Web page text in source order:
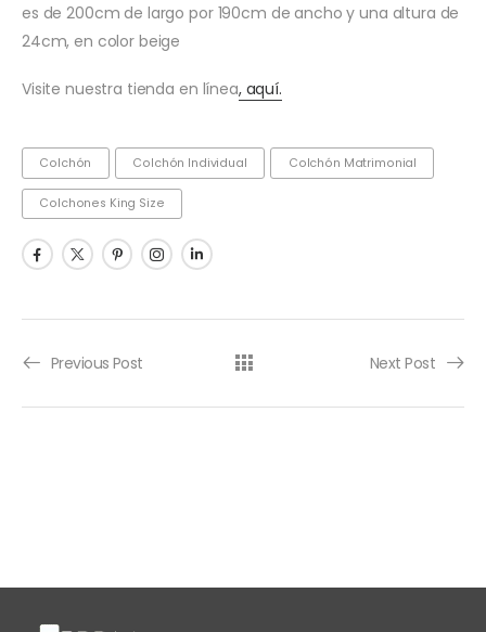
es de 200cm de largo por 190cm de ancho y una altura de
24cm, en color beige
Visite nuestra tienda en línea, aquí.
Colchón Colchón Individual Colchón Matrimonial
Colchones King Size
Previous Post Next Post